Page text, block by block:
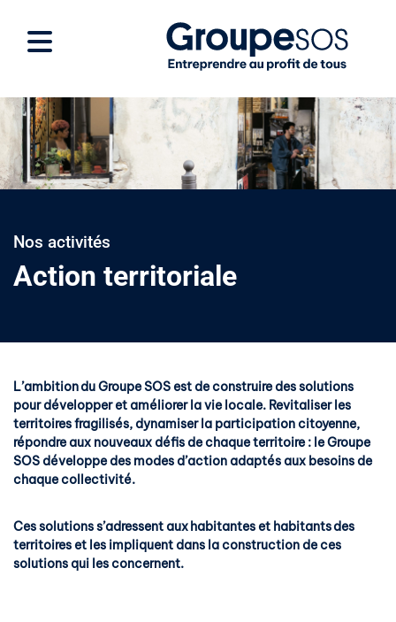
Nos activités
Action territoriale
L’ambition du Groupe SOSest de construire des solutions
pour développer et améliorer la vielocale. Revitaliser les
territoires fragilisés, dynamiser la participation citoyenne,
répondre aux nouveaux défis de chaque territoire : le Groupe
SOSdéveloppe des modes d’action adaptés aux besoins de
chaque collectivité.
Ces solutions s’adressent aux habitantes et habitants des
territoires et les impliquent dans la construction de ces
solutions qui les concernent.